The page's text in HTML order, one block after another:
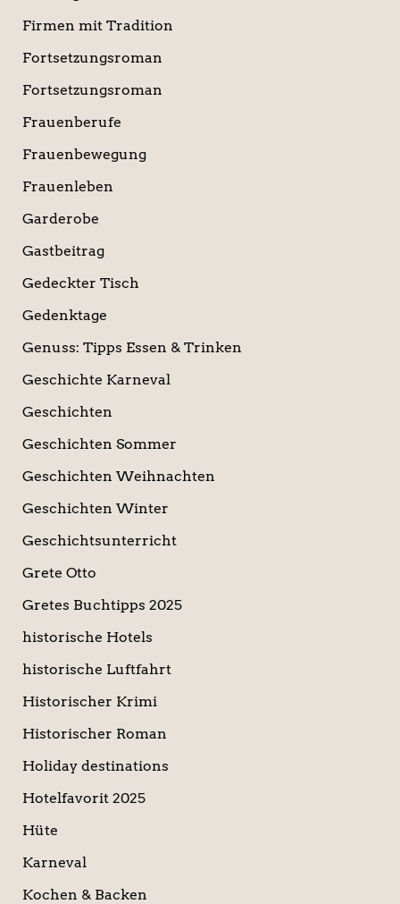
Firmen mit Tradition
Fortsetzungsroman
Fortsetzungsroman
Frauenberufe
Frauenbewegung
Frauenleben
Garderobe
Gastbeitrag
Gedeckter Tisch
Gedenktage
Genuss: Tipps Essen & Trinken
Geschichte Karneval
Geschichten
Geschichten Sommer
Geschichten Weihnachten
Geschichten Winter
Geschichtsunterricht
Grete Otto
Gretes Buchtipps 2025
historische Hotels
historische Luftfahrt
Historischer Krimi
Historischer Roman
Holiday destinations
Hotelfavorit 2025
Hüte
Karneval
Kochen & Backen